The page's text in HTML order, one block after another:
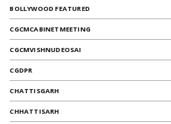
BOLLYWOOD FEATURED
CGCMCABINETMEETING
CGCMVISHNUDEOSAI
CGDPR
CHATTISGARH
CHHATTISARH